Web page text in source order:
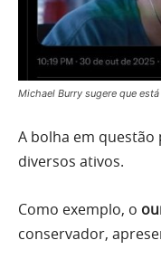
Michael Burry sugere que
A bolha em
diversos ativos.
Como exemplo, o
conservador,